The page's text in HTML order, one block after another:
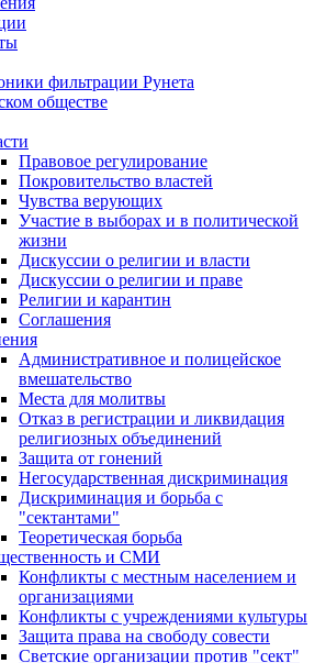
фильтрации Рунета
обществе
Правовое регулирование
Покровительство властей
Чувства верующих
Участие в выборах и в политической
жизни
Дискуссии о религии и власти
Дискуссии о религии и праве
Религии и карантин
Соглашения
Административное и полицейское
вмешательство
Места для молитвы
Отказ в регистрации и ликвидация
религиозных объединений
Защита от гонений
Негосударственная дискриминация
Дискриминация и борьба с
"сектантами"
Теоретическая борьба
и СМИ
Конфликты с местным населением и
организациями
Конфликты с учреждениями культуры
Защита права на свободу совести
Светские организации против "сект"